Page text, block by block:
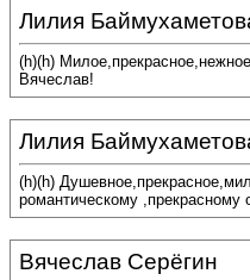
Лилия
(h)(h)
Вячеслав!
Лилия
(h)(h)
романтическому
Вячеслав Серёгин